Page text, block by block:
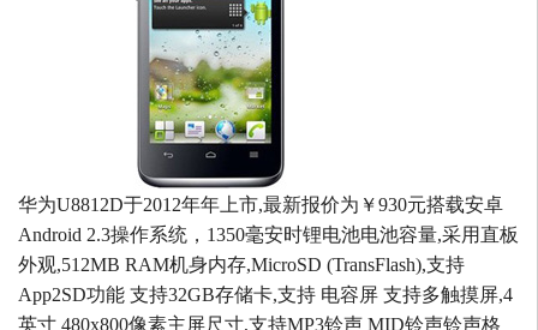
华为U8812D于2012年年上市,最新报价为￥930元搭载安卓
Android 2.3操作系统，1350毫安时锂电池电池容量,采用直板
外观,512MB RAM机身内存,MicroSD (TransFlash),支持
App2SD功能 支持32GB存储卡,支持 电容屏 支持多触摸屏,4
英寸 480x800像素主屏尺寸,支持MP3铃声 MID铃声铃声格